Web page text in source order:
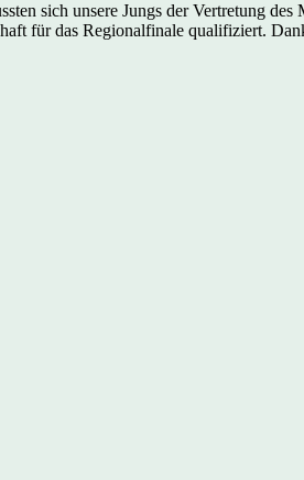
sich unsere Jungs der Vertretung des
für das Regionalfinale qualifiziert.